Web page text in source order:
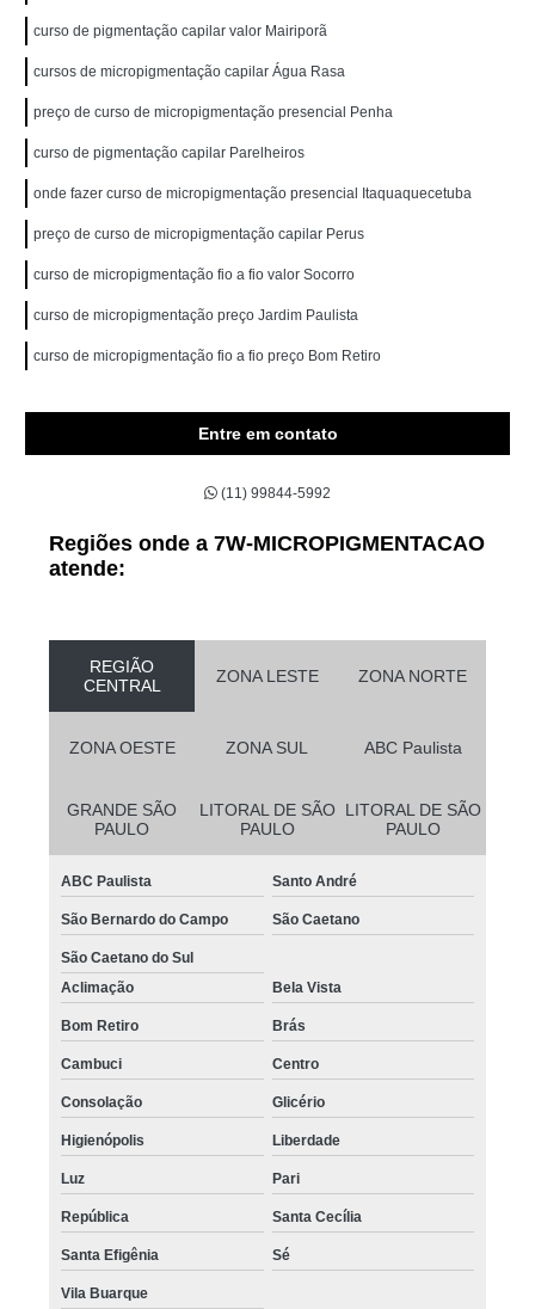
curso de pigmentação capilar valor Mairiporã
cursos de micropigmentação capilar Água Rasa
preço de curso de micropigmentação presencial Penha
curso de pigmentação capilar Parelheiros
onde fazer curso de micropigmentação presencial Itaquaquecetuba
preço de curso de micropigmentação capilar Perus
curso de micropigmentação fio a fio valor Socorro
curso de micropigmentação preço Jardim Paulista
curso de micropigmentação fio a fio preço Bom Retiro
Entre em contato
(11) 99844-5992
Regiões onde a 7W-MICROPIGMENTACAO
atende:
REGIÃO
CENTRAL
ZONA LESTE ZONA NORTE
ZONA OESTE ZONA SUL ABC Paulista
GRANDE SÃO
PAULO
LITORAL DE SÃO
PAULO
LITORAL DE SÃO
PAULO
ABC Paulista Santo André
São Bernardo do Campo São Caetano
São Caetano do Sul
Aclimação
Bela Vista
Bom Retiro Brás
Cambuci Centro
Consolação Glicério
Higienópolis Liberdade
Luz Pari
República Santa Cecília
Santa Efigênia Sé
Vila Buarque